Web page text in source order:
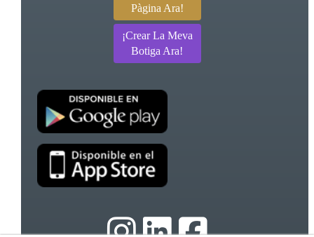
Pàgina Ara!
¡Crear La Meva
Botiga Ara!